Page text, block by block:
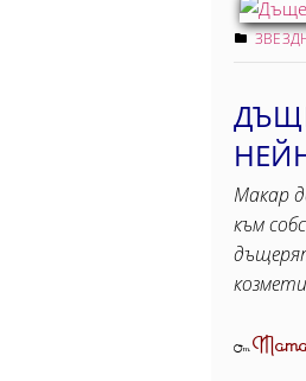
Макар
към
От